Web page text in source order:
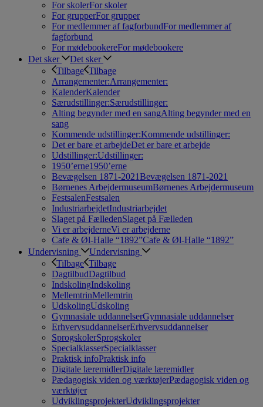
For skolerFor skoler
For grupperFor grupper
For medlemmer af fagforbundFor medlemmer af
fagforbund
For mødebookereFor mødebookere
Det sker
Det sker
Tilbage Tilbage
Arrangementer:Arrangementer:
KalenderKalender
Særudstillinger:Særudstillinger:
Alting begynder med en sangAlting begynder med en
sang
Kommende udstillinger:Kommende udstillinger:
Det er bare et arbejdeDet er bare et arbejde
Udstillinger:Udstillinger:
1950’erne1950’erne
Bevægelsen 1871-2021Bevægelsen 1871-2021
Børnenes ArbejdermuseumBørnenes Arbejdermuseum
FestsalenFestsalen
IndustriarbejdetIndustriarbejdet
Slaget på FælledenSlaget på Fælleden
Vi er arbejderneVi er arbejderne
Cafe & Øl-Halle “1892”Cafe & Øl-Halle “1892”
Undervisning
Undervisning
Tilbage Tilbage
DagtilbudDagtilbud
IndskolingIndskoling
MellemtrinMellemtrin
UdskolingUdskoling
Gymnasiale uddannelserGymnasiale uddannelser
ErhvervsuddannelserErhvervsuddannelser
SprogskolerSprogskoler
SpecialklasserSpecialklasser
Praktisk infoPraktisk info
Digitale læremidlerDigitale læremidler
Pædagogisk viden og værktøjerPædagogisk viden og
værktøjer
UdviklingsprojekterUdviklingsprojekter